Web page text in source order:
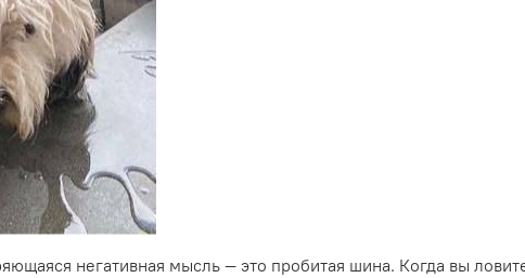
негативная мысль — это пробитая шина. Когда вы